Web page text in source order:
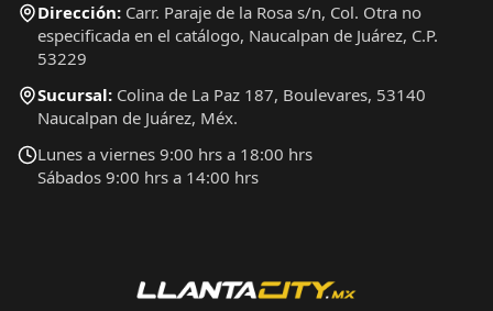
Dirección: Carr. Paraje de la Rosa s/n, Col. Otra no
especificada en el catálogo, Naucalpan de Juárez, C.P.
53229
Sucursal: Colina de La Paz 187, Boulevares, 53140
Naucalpan de Juárez, Méx.
Lunes a viernes 9:00 hrs a 18:00 hrs
Sábados 9:00 hrs a 14:00 hrs